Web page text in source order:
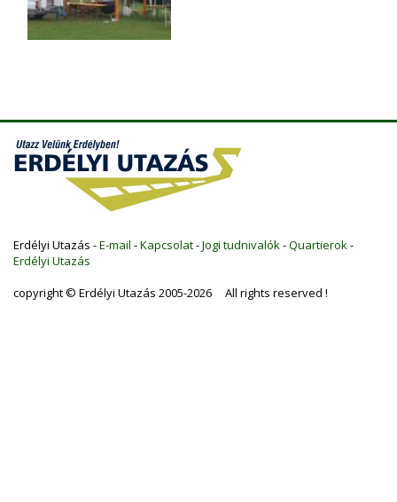
Erdélyi Utazás -E-mail -Kapcsolat-Jogi tudnivalók-Quartierok-
Erdélyi Utazás
copyright © Erdélyi Utazás 2005-2026 All rights reserved !